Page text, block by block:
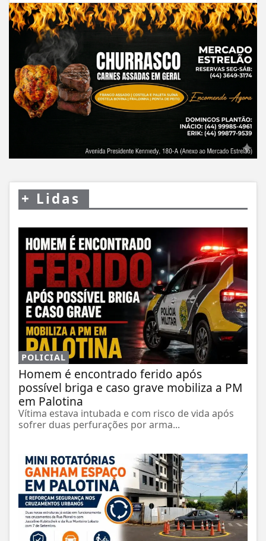
+ Lidas
POLICIAL
Homem é encontrado ferido após
possível briga e caso grave mobiliza a PM
em Palotina
Vítima estava intubada e com risco de vida após
sofrer duas perfurações por arma...